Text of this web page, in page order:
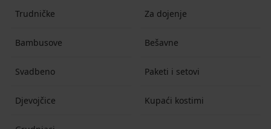
Trudničke Za dojenje
Bambusove Bešavne
Svadbeno Paketi i setovi
Djevojčice Kupaći kostimi